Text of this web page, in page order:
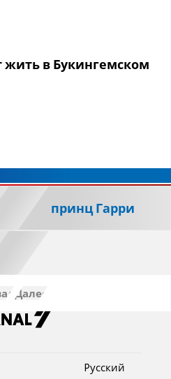
жить в Букингемском
принц Гарри
Далее
Pусский